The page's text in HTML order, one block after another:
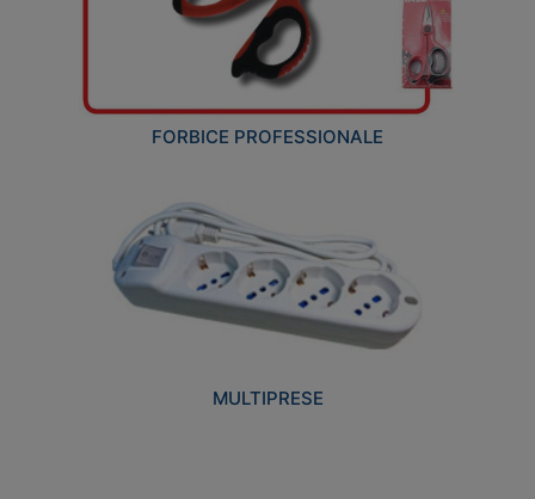
FORBICE PROFESSIONALE
MULTIPRESE